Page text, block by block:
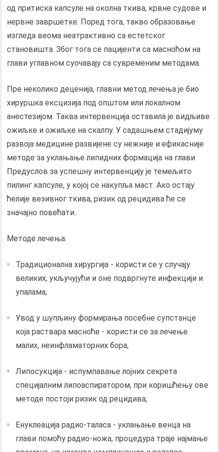
од притиска капсуле на околна ткива, крвне судове и
нервне завршетке. Поред тога, такво образовање
изгледа веома неатрактивно са естетског
становишта. Због тога се пацијенти са масноћом на
глави углавном суочавају са сувременим методама.
Пре неколико деценија, главни метод лечења је био
хируршка ексцизија под општом или локалном
анестезијом. Таква интервенција оставила је видљиве
ожиљке и ожиљке на скалпу. У садашњем стадијуму
развоја медицине развијене су нежније и ефикасније
методе за уклањање липидних формација на глави.
Предуслов за успешну интервенцију је темељито
пилинг капсуле, у којој се накупља маст. Ако остају
ћелије везивног ткива, ризик од рецидива ће се
значајно повећати..
Методе лечења:
Традиционална хирургија - користи се у случају
великих, укључујући и оне подвргнуте инфекцији и
упалама;
Увод у шупљину формирања посебне супстанце
која раствара масноће - користи се за лечење
малих, неинфламаторних бора;
Липосукција - испумпавање лојних секрета
специјалним липоаспиратором, при коришћењу ове
методе постоји ризик од рецидива;
Енуклеација радио-таласа - уклањање венца на
глави помоћу радио-ножа, процедура траје најмање